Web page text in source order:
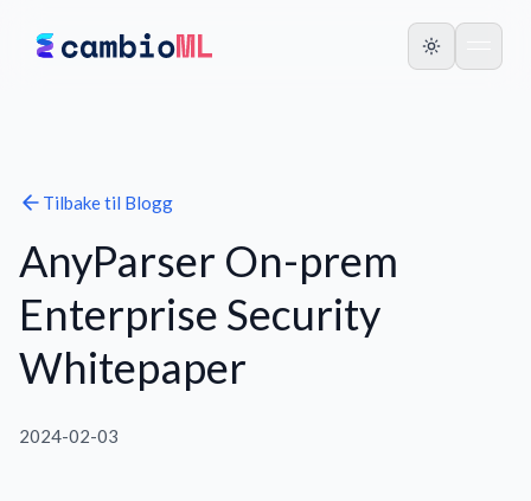
Tilbake til Blogg
AnyParser On-prem
Enterprise Security
Whitepaper
2024-02-03